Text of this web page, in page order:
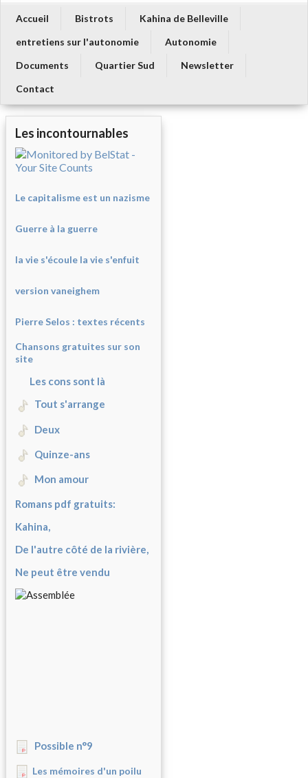
Accueil Bistrots
Kahina de Belleville
entretiens sur l'autonomie
Autonomie
Documents
Quartier Sud
Newsletter
Contact
Les incontournables
Le capitalisme est un nazisme
Guerre à la guerre
la vie s'écoule la vie s'enfuit
version vaneighem
Pierre Selos : textes récents
Chansons gratuites sur son
site
Les cons sont là
Tout s'arrange
Deux
Quinze-ans
Mon amour
Romans pdf gratuits:
Kahina,
De l'autre côté de la rivière,
Ne peut être vendu
Possible n°9
Les mémoires d'un poilu